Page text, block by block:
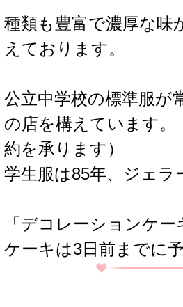
種類も豊富で濃厚な味
えております。
公立中学校の標準服が
の店を構えています。
約を承ります）
学生服は85年、ジェ
「デコレーションケ
ケーキは3日前までに